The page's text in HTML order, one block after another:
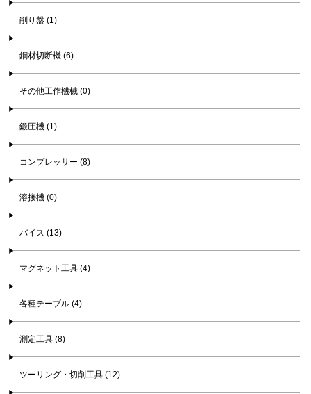
削り盤 (1)
鋼材切断機 (6)
その他工作機械 (0)
鍛圧機 (1)
コンプレッサー (8)
溶接機 (0)
バイス (13)
マグネット工具 (4)
各種テーブル (4)
測定工具 (8)
ツーリング・切削工具 (12)